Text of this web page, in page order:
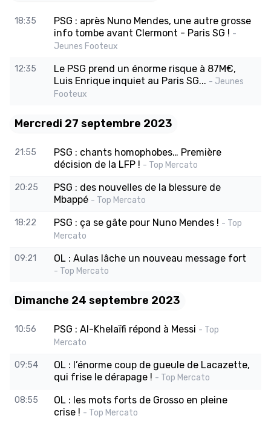
18:35
PSG : après Nuno Mendes, une autre grosse
info tombe avant Clermont - Paris SG ! -
Jeunes Footeux
12:35
Le PSG prend un énorme risque à 87M€,
Luis Enrique inquiet au Paris SG... - Jeunes
Footeux
Mercredi 27 septembre 2023
21:55
PSG : chants homophobes… Première
décision de la LFP ! - Top Mercato
20:25
PSG : des nouvelles de la blessure de
Mbappé - Top Mercato
18:22 PSG : ça se gâte pour Nuno Mendes ! - Top
Mercato
09:21 OL : Aulas lâche un nouveau message fort
- Top Mercato
Dimanche 24 septembre 2023
10:56 PSG : Al-Khelaïfi répond à Messi - Top
Mercato
09:54
OL : l’énorme coup de gueule de Lacazette,
qui frise le dérapage ! - Top Mercato
08:55
OL : les mots forts de Grosso en pleine
crise ! - Top Mercato